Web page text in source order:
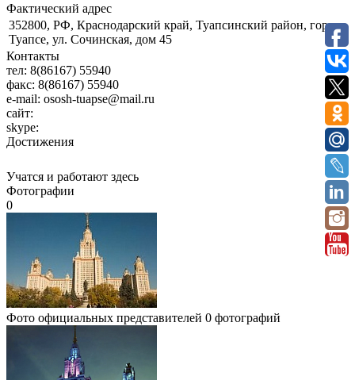
Фактический адрес
352800, РФ, Краснодарский край, Туапсинский район, город
Туапсе, ул. Сочинская, дом 45
Контакты
тел: 8(86167) 55940
факс: 8(86167) 55940
e-mail: ososh-tuapse@mail.ru
сайт:
skype:
Достижения
Учатся и работают здесь
Фотографии
0
Фото официальных представителей 0 фотографий